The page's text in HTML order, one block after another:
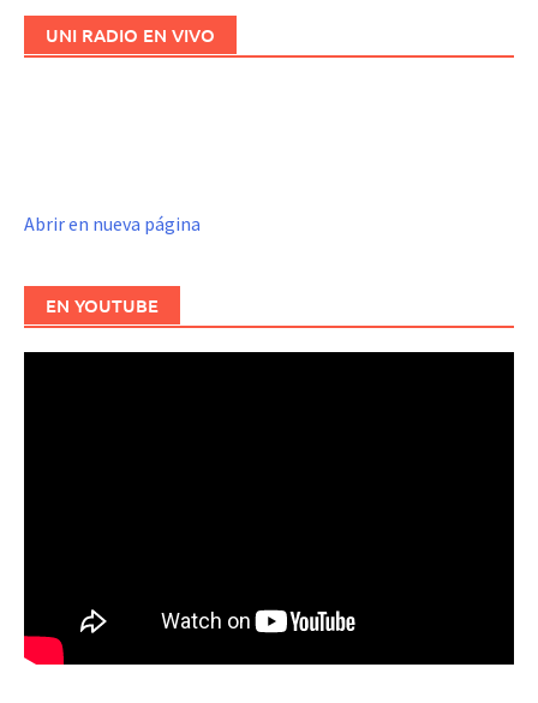
UNI RADIO EN VIVO
Abrir en nueva página
EN YOUTUBE